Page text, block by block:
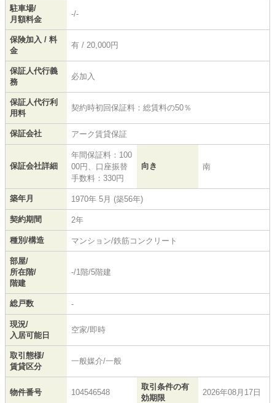
駐車場/
月額料金
-/-
保険加入 / 料
金
有 / 20,000円
保証人代行義
務
必加入
保証人代行利
用料
契約時初回保証料：総賃料の50％
保証会社 アーク賃貸保証
保証会社詳細
年間保証料：100
00円、口座振替
手数料：330円
向き 南
築年月 1970年 5月 (築56年)
契約期間 2年
種別/構造 マンション/鉄筋コンクリート
部屋/
所在階/
階建
-/1階/5階建
総戸数 -
現況/
入居可能日
空家/即時
取引態様/
賃貸区分
一般媒介/一般
物件番号 104546548
取引条件の有
効期限
2026年08月17日